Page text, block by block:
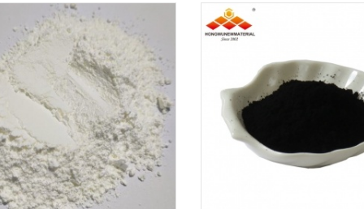
en conductividad. Casi 20
experiencia en la fabricación y
de polvos ultrafinos
productos y una calidad y
y se pueden ofrecer
MWCNT y MWCNT
Cualquier necesidad es
a su consulta.
calidad alta y estable a precios
competitivos a granel a largo
disponibles para varios tamaños
partículas y se pueden realizar
tratamientos de superficie
necesario y dispersiones.